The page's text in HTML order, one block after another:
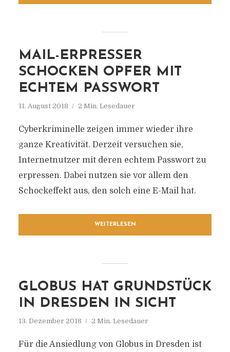
MAIL-ERPRESSER
SCHOCKEN OPFER MIT
ECHTEM PASSWORT
11. August 2018 2 Min. Lesedauer
Cyberkriminelle zeigen immer wieder ihre
ganze Kreativität. Derzeit versuchen sie,
Internetnutzer mit deren echtem Passwort zu
erpressen. Dabei nutzen sie vor allem den
Schockeffekt aus, den solch eine E-Mail hat.
WEITERLESEN
GLOBUS HAT GRUNDSTÜCK
IN DRESDEN IN SICHT
13. Dezember 2018 2 Min. Lesedauer
Für die Ansiedlung von Globus in Dresden ist